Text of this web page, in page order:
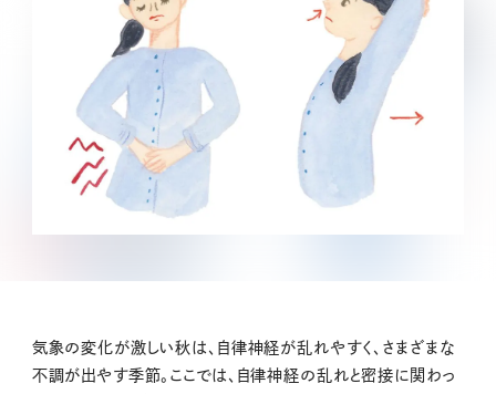
気象の変化が激しい秋は、自律神経が乱れやすく、さまざまな
不調が出やす季節。ここでは、自律神経の乱れと密接に関わっ